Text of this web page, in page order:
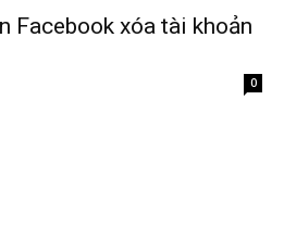
Facebook xóa tài khoản
0